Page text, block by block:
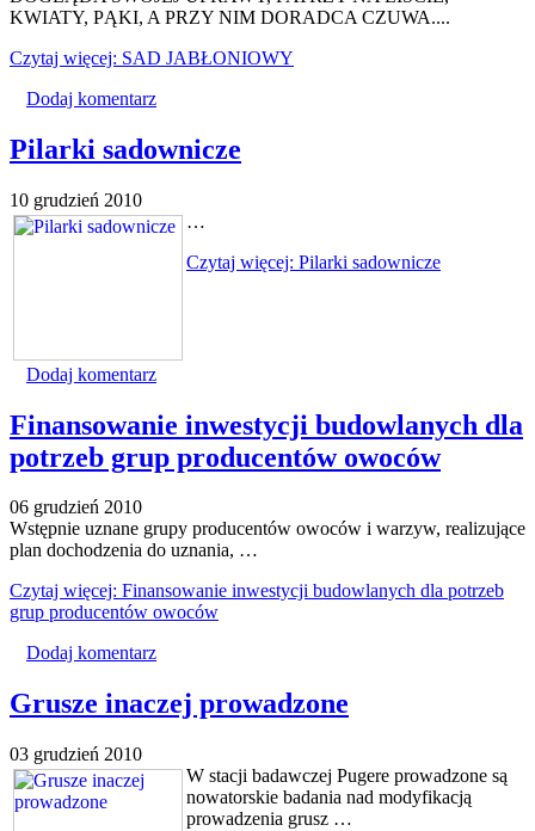
KWIATY, PĄKI, A PRZY NIM DORADCA CZUWA....
Czytaj więcej: SAD JABŁONIOWY
Dodaj komentarz
Pilarki sadownicze
10 grudzień 2010
…
Czytaj więcej: Pilarki sadownicze
Dodaj komentarz
Finansowanie inwestycji budowlanych dla
potrzeb grup producentów owoców
06 grudzień 2010
Wstępnie uznane grupy producentów owoców i warzyw, realizujące
plan dochodzenia do uznania, …
Czytaj więcej: Finansowanie inwestycji budowlanych dla potrzeb
grup producentów owoców
Dodaj komentarz
Grusze inaczej prowadzone
03 grudzień 2010
W stacji badawczej Pugere prowadzone są
nowatorskie badania nad modyfikacją
prowadzenia grusz …